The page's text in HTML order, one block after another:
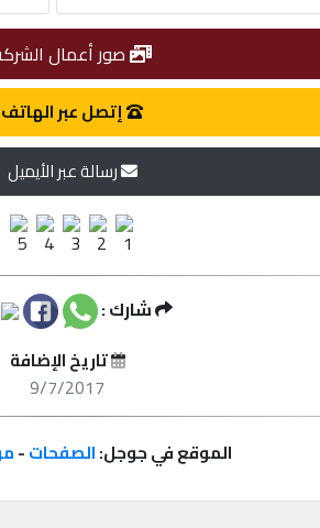
صور أعمال
إتصل عبر الهاتف
رسالة عبر الأيميل
شارك :
تاريخ الإضافة
9/7/2017
الموقع في جوجل:الصفحات-